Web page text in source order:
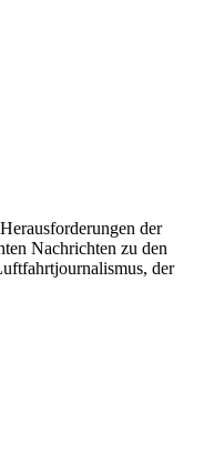
der
Nachrichten zu den
der